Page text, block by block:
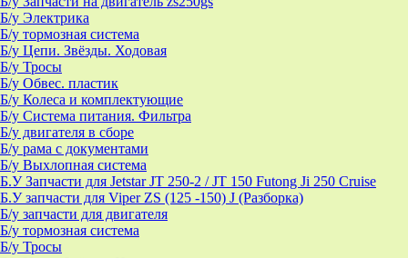
Б/у Электрика
Б/у тормозная система
Б/у Цепи. Звёзды. Ходовая
Б/у Тросы
Б/у Обвес. пластик
Б/у Колеса и комплектующие
Б/у Система питания. Фильтра
Б/у двигателя в сборе
Б/у рама с документами
Б/у Выхлопная система
Б.У Запчасти для Jetstar JT 250-2 / JT 150 Futong Ji 250 Cruise
Б.У запчасти для Viper ZS (125 -150) J (Разборка)
Б/у запчасти для двигателя
Б/у тормозная система
Б/у Тросы